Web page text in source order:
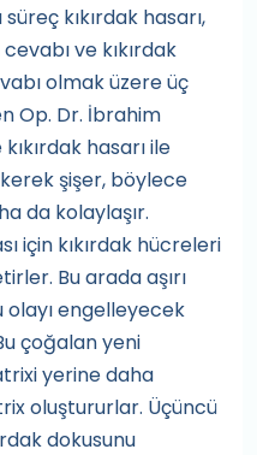
kıkırdak hasarı,
ve kıkırdak
olmak üzere üç
Op. Dr. İbrahim
hasarı ile
şişer, böylece
da kolaylaşır.
için kıkırdak hücreleri
Bu arada aşırı
olayı engelleyecek
çoğalan yeni
yerine daha
oluştururlar. Üçüncü
dokusunu